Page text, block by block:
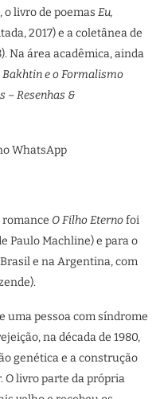
o livro de poemas Eu,
2017) e a coletânea de
Na área acadêmica, ainda
Bakhtin e o Formalismo
– Resenhas &
WhatsApp
romance O Filho Eternofoi
Paulo Machline) e para o
e na Argentina, com
uma pessoa com síndrome
na década de 1980,
genética e a construção
O livro parte da própria